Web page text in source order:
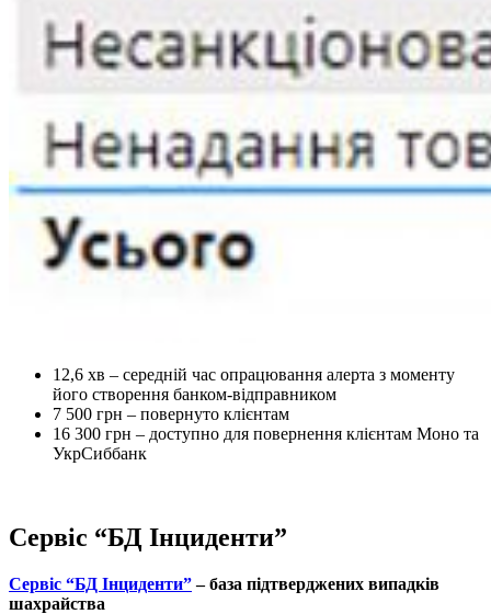
12,6 хв – середній час опрацювання алерта з моменту
його створення банком-відправником
7 500 грн – повернуто клієнтам
16 300 грн – доступно для повернення клієнтам Моно та
УкрСиббанк
Сервіс “БД Інциденти”
Сервіс “БД Інциденти”– база підтверджених випадків
шахрайства